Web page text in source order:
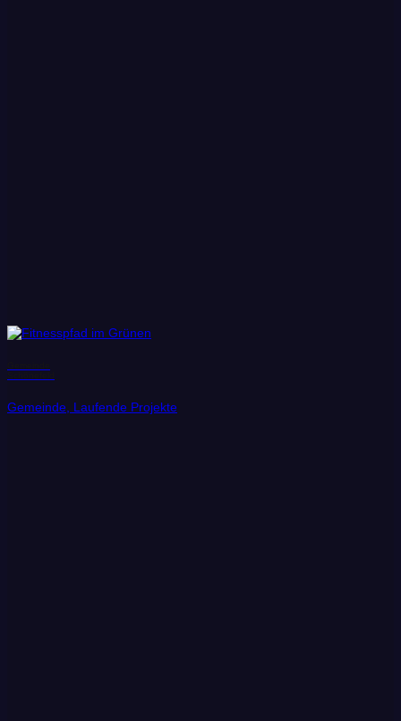
Gemeinde, Laufende Projekte